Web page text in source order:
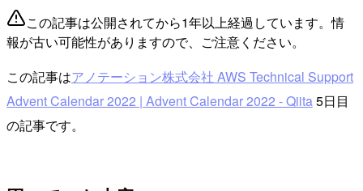
この記事は公開されてから1年以上経過しています。情
報が古い可能性がありますので、ご注意ください。
この記事はアノテーション株式会社 AWS Technical Support
Advent Calendar 2022 | Advent Calendar 2022 - Qiita 5日目
の記事です。